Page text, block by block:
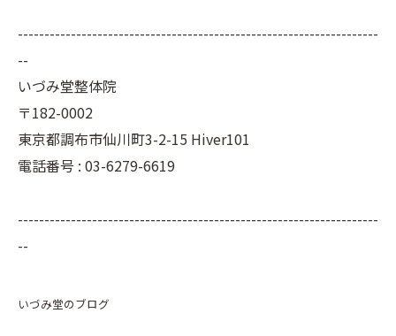
--------------------------------------------------------------------
--
いづみ堂整体院
〒182-0002
東京都調布市仙川町3-2-15 Hiver101
電話番号 : 03-6279-6619
--------------------------------------------------------------------
--
いづみ堂のブログ